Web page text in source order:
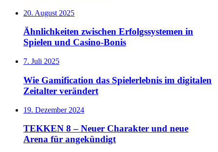
20. August 2025
Ähnlichkeiten zwischen Erfolgssystemen in
Spielen und Casino‑Bonis
7. Juli 2025
Wie Gamification das Spielerlebnis im digitalen
Zeitalter verändert
19. Dezember 2024
TEKKEN 8 – Neuer Charakter und neue
Arena für angekündigt